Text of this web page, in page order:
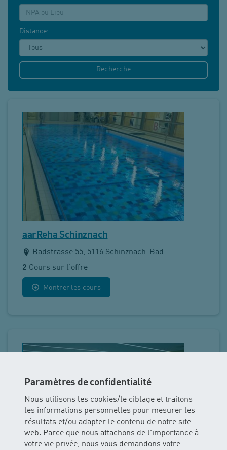
Paramètres de confidentialité
Nous utilisons les cookies/le ciblage et traitons
les informations personnelles pour mesurer les
résultats et/ou adapter le contenu de notre site
web. Parce que nous attachons de l'importance à
votre vie privée, nous vous demandons votre
NPA:
Distance:
Recherche
aarReha Schinznach
Badstrasse 55, 5116 Schinznach-Bad
2 Cours sur l'offre
Montrer les cours